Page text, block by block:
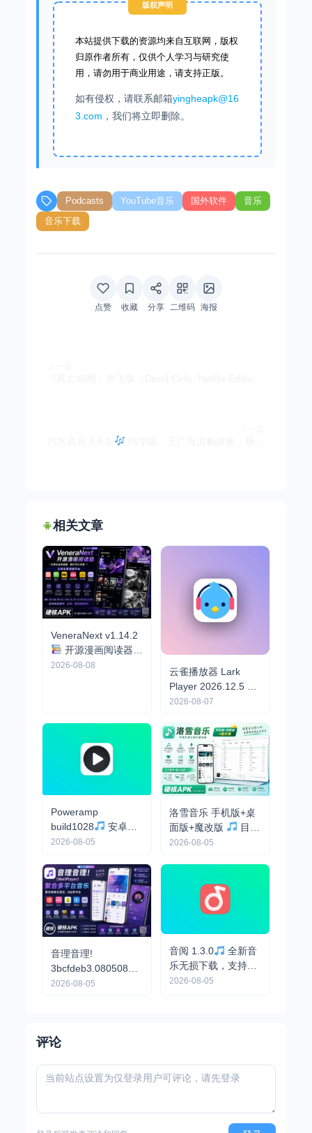
版权声明
本站提供下载的资源均来自互联网，版权
归原作者所有，仅供个人学习与研究使
用，请勿用于商业用途，请支持正版。
如有侵权，请联系邮箱yingheapk@16
3.com ，我们将立即删除。
Podcasts YouTube音乐 国外软件
音乐
音乐下载
点赞 收藏 分享 二维码 海报
相关文章
VeneraNext v1.14.2
开源漫画阅读器，
可导入漫画源，支持
2026-08-08
云雀播放器 Lark
Player 2026.12.5 高
级版
高颜值音乐
畅，全球超1亿用户
2026-08-07
Poweramp
build1028
安卓最
强音乐播放器，解锁
2026-08-05
洛雪音乐 手机版+桌
面版+魔改版
目前
最强免费音乐软件，
2026-08-05
音理音理!
3bcfdeb3.08050855
开源免费 - 聚合海量
2026-08-05
音阅 1.3.0
全新音
乐无损下载，支持下
载歌词和封面
2026-08-05
评论